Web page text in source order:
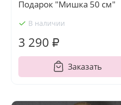
Подарок "Мишка 50 см"
В наличии
3 290 ₽
Заказать